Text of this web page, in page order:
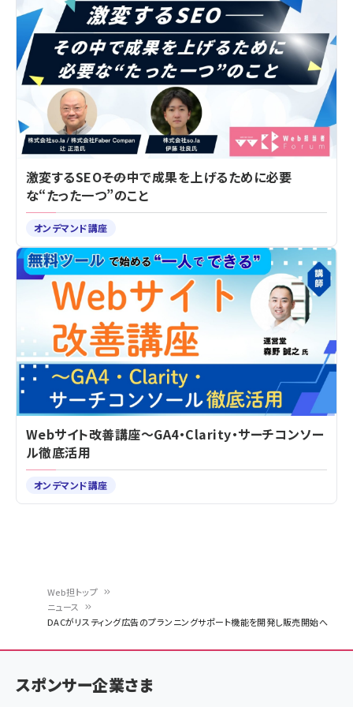
ン
く
ず
Web担トップ
ニュース
DACがリスティング広告のプランニングサポート機能を開発し販売開始へ
激変するSEO――その中で成果を上げるために必要
な“たった一つ”のこと
オンデマンド講座
Webサイト改善講座～GA4・Clarity・サーチコンソー
ル徹底活用
オンデマンド講座
スポンサー企業さま